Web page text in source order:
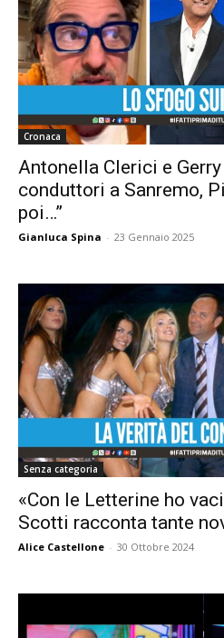
Cronaca
Antonella Clerici e
conduttori a Sanremo,
poi…”
Gianluca Spina - 23 Gennaio 2025
Senza categoria
«Con le Letterine ho
Scotti racconta tante
Alice Castellone - 30 Ottobre 2024